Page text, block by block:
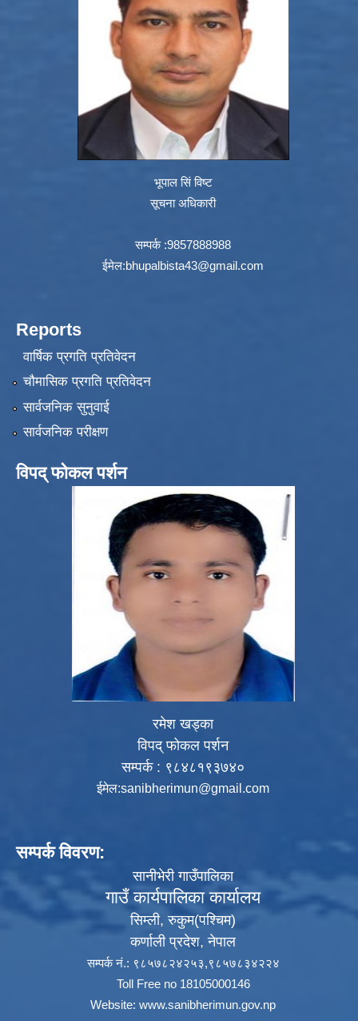
भूपाल सिं विष्ट
सूचना अधिकारी
सम्पर्क :9857888988
ईमेल:bhupalbista43@gmail.com
Reports
वार्षिक प्रगति प्रतिवेदन
चौमासिक प्रगति प्रतिवेदन
सार्वजनिक सुनुवाई
सार्वजनिक परीक्षण
विपद् फोकल पर्शन
रमेश खड्का
विपद् फोकल पर्शन
सम्पर्क : ९८४८१९३७४०
ईमेल:sanibherimun@gmail.com
सम्पर्क विवरण:
सानीभेरी गाउँपालिका
गाउँ कार्यपालिका कार्यालय
सिम्ली, रुकुम(पश्‍चिम)
कर्णाली प्रदेश, नेपाल
सम्पर्क नं.: ९८५७८२४२५३,९८५७८३४२२४
Toll Free no 18105000146
Website: www.sanibherimun.gov.np